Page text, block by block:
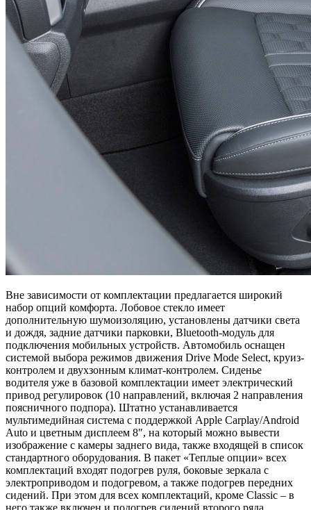
Вне зависимости от комплектации предлагается широкий
набор опций комфорта. Лобовое стекло имеет
дополнительную шумоизоляцию, установлены датчики света
и дождя, задние датчики парковки, Bluetooth-модуль для
подключения мобильных устройств. Автомобиль оснащен
системой выбора режимов движения Drive Mode Select, круиз-
контролем и двухзонным климат-контролем. Сиденье
водителя уже в базовой комплектации имеет электрический
привод регулировок (10 направлений, включая 2 направления
поясничного подпора). Штатно устанавливается
мультимедийная система с поддержкой Apple Carplay/Android
Auto и цветным дисплеем 8″, на который можно вывести
изображение с камеры заднего вида, также входящей в список
стандартного оборудования. В пакет «Теплые опции» всех
комплектаций входят подогрев руля, боковые зеркала с
электроприводом и подогревом, а также подогрев передних
сидений. При этом для всех комплектаций, кроме Classic – в
него также включен и подогрев сидений второго ряда.